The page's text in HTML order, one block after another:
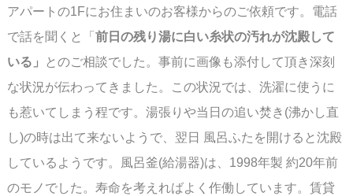
アパートの1Fにお住まいのお客様からのご依頼です。電話
で話を聞くと「 前日の残り湯に白い糸状の汚れが沈殿して
いる」
とのご相談でした。事前に画像も添付して頂き深刻
な状況が伝わってきました。この状況では、洗濯に使うに
も惹いてしまう程です。湯張りや当日の追い焚き(沸かし直
し)の時は出て来ないようで、翌日 風呂ふたを開けると沈殿
しているようです。風呂釜(給湯器)は、1998年製 約20年前
のモノでした。寿命を考えればよく作働しています。賃貸